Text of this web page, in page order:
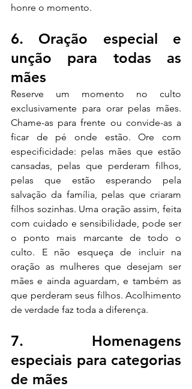
honre o momento.
6. Oração especial e
unção para todas as
mães
Reserve um momento no culto
exclusivamente para orar pelas mães.
Chame-as para frente ou convide-as a
ficar de pé onde estão. Ore com
especificidade: pelas mães que estão
cansadas, pelas que perderam filhos,
pelas que estão esperando pela
salvação da família, pelas que criaram
filhos sozinhas. Uma oração assim, feita
com cuidado e sensibilidade, pode ser
o ponto mais marcante de todo o
culto. E não esqueça de incluir na
oração as mulheres que desejam ser
mães e ainda aguardam, e também as
que perderam seus filhos. Acolhimento
de verdade faz toda a diferença.
7. Homenagens
especiais para categorias
de mães